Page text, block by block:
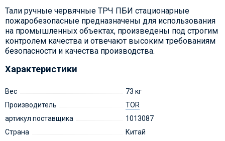
Тали ручные червячные ТРЧ ПБИ стационарные
пожаробезопасные предназначены для использования
на промышленных объектах, произведены под строгим
контролем качества и отвечают высоким требованиям
безопасности и качества производства.
Характеристики
Вес
73 кг
Производитель
TOR
артикул поставщика
1013087
Страна
Китай